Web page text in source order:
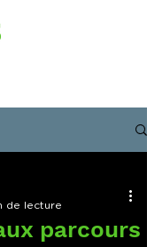
parcours
de lecture